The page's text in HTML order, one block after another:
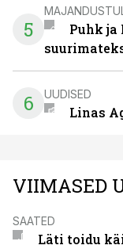
5
Puhk
6 UUDISED
Linas
VIIMASED
SAATED
Läti toidu